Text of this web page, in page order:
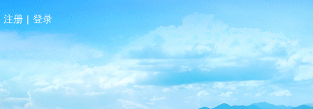
注册 | 登录